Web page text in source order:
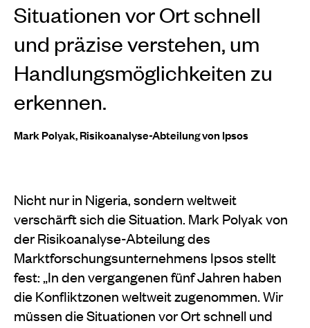
Situationen vor Ort schnell
und präzise verstehen, um
Handlungsmöglichkeiten zu
erkennen.
Mark Polyak, Risikoanalyse-Abteilung von Ipsos
Nicht nur in Nigeria, sondern weltweit
verschärft sich die Situation. Mark Polyak von
der Risikoanalyse-Abteilung des
Marktforschungsunternehmens Ipsos stellt
fest: „In den vergangenen fünf Jahren haben
die Konfliktzonen weltweit zugenommen. Wir
müssen die Situationen vor Ort schnell und